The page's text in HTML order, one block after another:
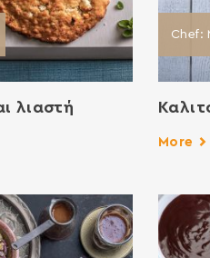
λιαστή
Chef:
More